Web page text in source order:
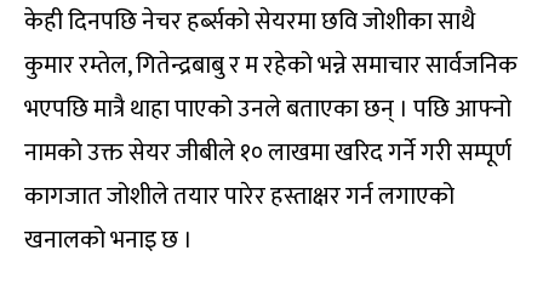
केही दिनपछि नेचर हर्ब्सको सेयरमा छवि जोशीका साथै
कुमार रम्तेल, गितेन्द्रबाबु र म रहेको भन्ने समाचार सार्वजनिक
भएपछि मात्रै थाहा पाएको उनले बताएका छन् । पछि आफ्नो
नामको उक्त सेयर जीबीले १० लाखमा खरिद गर्ने गरी सम्पूर्ण
कागजात जोशीले तयार पारेर हस्ताक्षर गर्न लगाएको
खनालको भनाइ छ ।